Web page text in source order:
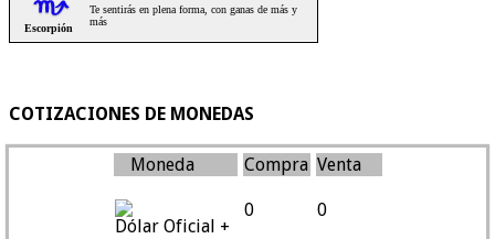
COTIZACIONES DE MONEDAS
Moneda Compra Venta
Dólar Oficial +
0 0